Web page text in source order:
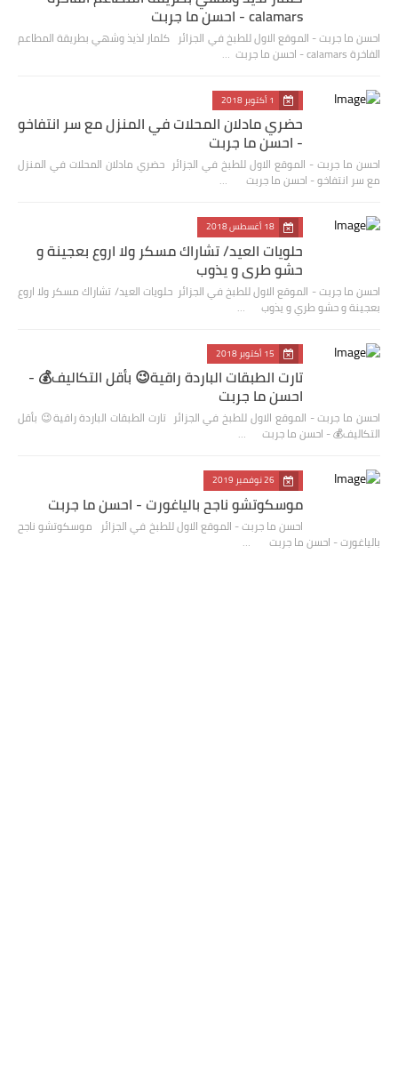
calamars - احسن ما جربت
احسن ما جربت - الموقع الاول للطبخ في الجزائر كلمار لذيذ وشهي بطريقة المطاعم
الفاخرة calamars - احسن ما جربت …
1 أكتوبر 2018
حضري مادلان المحلات في المنزل مع سر انتفاخو
- احسن ما جربت
احسن ما جربت - الموقع الاول للطبخ في الجزائر حضري مادلان المحلات في المنزل
مع سر انتفاخو - احسن ما جربت …
18 أغسطس 2018
حلويات العيد/ تشاراك مسكر ولا اروع بعجينة و
حشو طري و يذوب
احسن ما جربت - الموقع الاول للطبخ في الجزائر حلويات العيد/ تشاراك مسكر ولا اروع
بعجينة و حشو طري و يذوب …
15 أكتوبر 2018
تارت الطبقات الباردة راقية😉 بأقل التكاليف💰 -
احسن ما جربت
احسن ما جربت - الموقع الاول للطبخ في الجزائر تارت الطبقات الباردة راقية😉 بأقل
التكاليف💰 - احسن ما جربت …
26 نوفمبر 2019
موسكوتشو ناجح بالياغورت - احسن ما جربت
احسن ما جربت - الموقع الاول للطبخ في الجزائر موسكوتشو ناجح
بالياغورت - احسن ما جربت …